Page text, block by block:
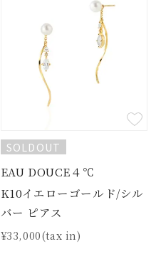
SOLDOUT
EAU DOUCE４℃
K10イエローゴールド/シル
バー ピアス
¥33,000(tax in)